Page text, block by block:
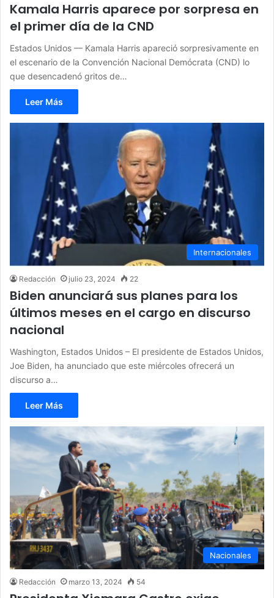
Kamala Harris aparece por sorpresa en
el primer día de la CND
Estados Unidos — Kamala Harris apareció sorpresivamente en
el escenario de la Convención Nacional Demócrata (CND) lo
que desencadenó gritos de…
Leer Más
Internacionales
Redacción julio 23, 2024 22
Biden anunciará sus planes para los
últimos meses en el cargo en discurso
nacional
Washington, Estados Unidos – El presidente de Estados Unidos,
Joe Biden, ha anunciado que este miércoles ofrecerá un
discurso a…
Leer Más
Nacionales
Redacción marzo 13, 2024 54